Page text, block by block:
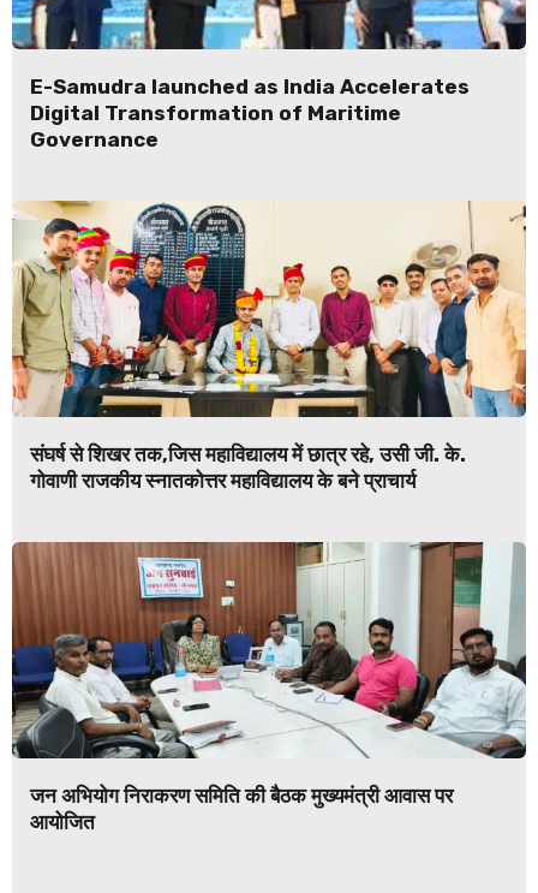
E-Samudra launched as India Accelerates
Digital Transformation of Maritime
Governance
संघर्ष से शिखर तक,जिस महाविद्यालय में छात्र रहे, उसी जी. के.
गोवाणी राजकीय स्नातकोत्तर महाविद्यालय के बने प्राचार्य
जन अभियोग निराकरण समिति की बैठक मुख्यमंत्री आवास पर
आयोजित